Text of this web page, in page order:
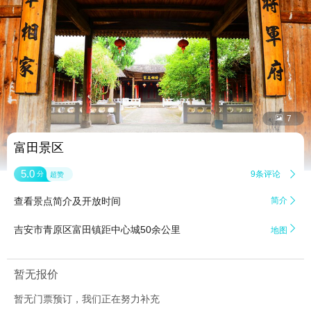
 7
富田景区
5.0 分 超赞 9条评论 
查看景点简介及开放时间 简介 
吉安市青原区富田镇距中心城50余公里 地图 
暂无报价
暂无门票预订，我们正在努力补充
